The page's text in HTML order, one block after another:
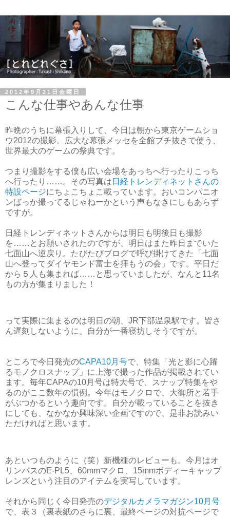
2012年9月21日金曜日
こんな仕事やあんな仕事
昨晩のうちに幕張入りして、今日は朝から東京ゲームショ
ウ2012の撮影。広大な幕張メッセを全館ブチ抜きで使う、
世界最大のゲームの祭典です。
つまり撮影をする僕も広い会場をあっちへ行ったりこっち
へ行ったり……。その写真は 日経トレンディネットさんの
特設ページにちょこちょこ載っています。おいコンパニオ
ンばっか撮ってるじゃねーかという声もなきにしもあらず
ですが。
日経トレンディネットさんからは明日も明後日も撮影
を……とお願いされたのですが、明日はまた昨日までいた
七面山へ逆戻り。たびたびブログで呼び掛けてきた「七面
山へ登ってダイヤモンド富士を拝もうの会」です。平日だ
から５人も集まれば……と思っていましたが、なんと11名
もの方が集まりました！
って実際に集まるのは明日の朝、JR下部温泉駅です。皆さ
ん遅刻しないように。自分が一番寝坊しそうですが。
ところで今日発売のCAPA10月号で、特集「光と影に心躍
るモノクロスナップ」に上海で撮った作品が掲載されてい
ます。毎年CAPAの10月号は特大号で、スナップ特集をや
るのがここ数年の慣例。今年はモノクロで、大御所と若手
がぶつかるという趣向です。自分が載っていることを抜き
にしても、なかなか興味深い企画ですので、是非お読みい
ただければと思います。
あといつものように（笑）新機種のレビューも。今月はオ
リンパスのE-PL5、60mmマクロ、15mmボディーキャップ
レンズという注目のアイテムを実写しています。
それから同じく今日発売のデジタルカメラマガジン10月号
で、表３（裏表紙のさらに裏、最終ページの対抗ページで